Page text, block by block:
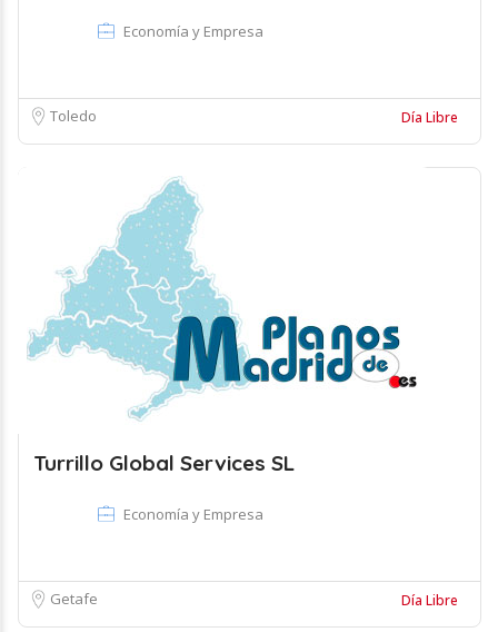
Economía y Empresa
Toledo Día Libre
Turrillo Global Services SL
Economía y Empresa
Getafe Día Libre